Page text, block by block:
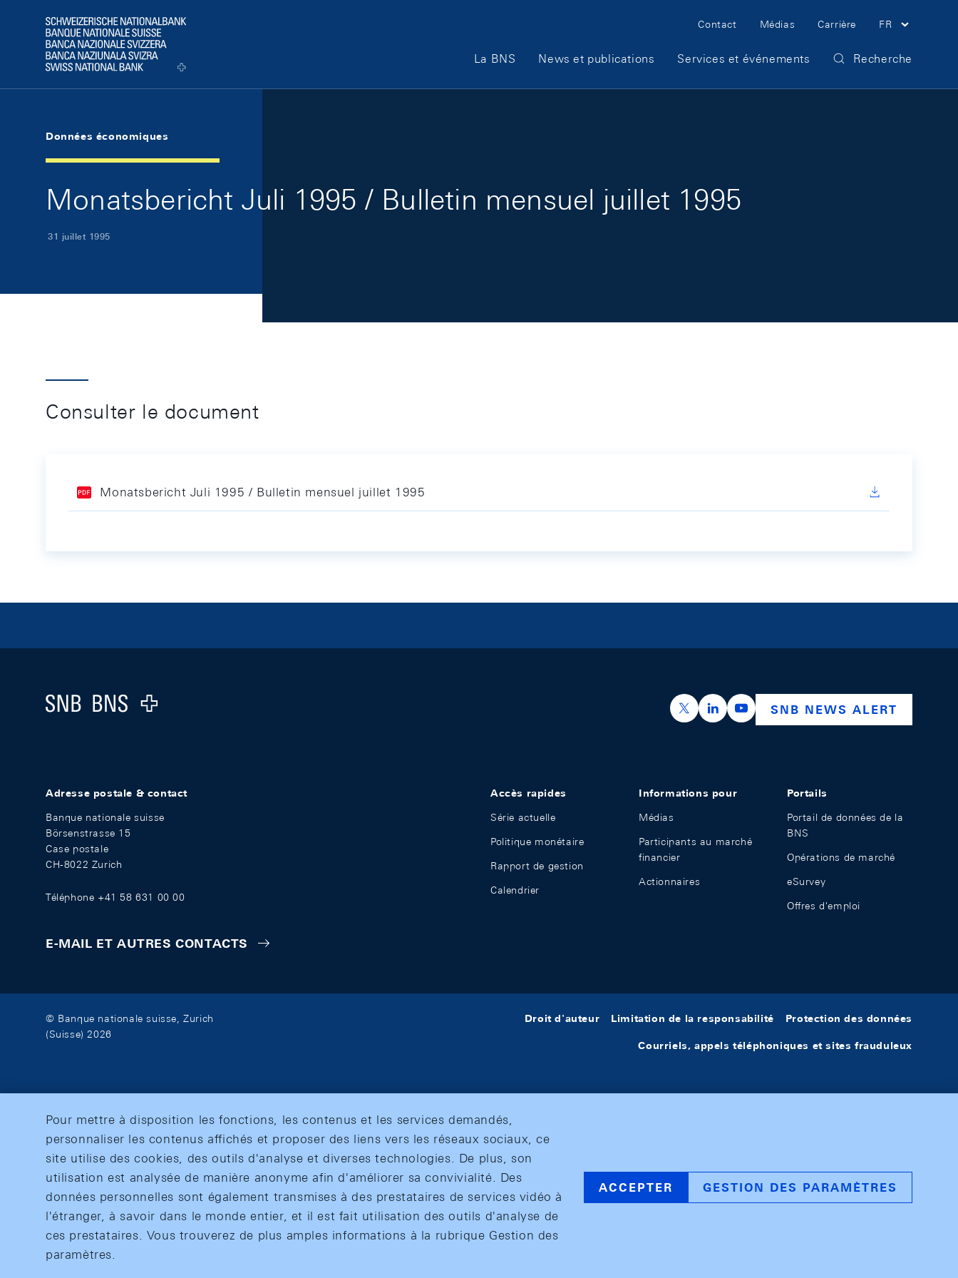
Logo
Meta Navigation
Contact Médias Carrière FR
Main Navigation
La BNS News et publications Services et événements Recherche
Données économiques
Monatsbericht Juli 1995 / Bulletin mensuel juillet 1995
31 juillet 1995
Consulter le document
Monatsbericht Juli 1995 / Bulletin mensuel juillet 1995
Logo
https://x.com/snb_bns
https://ch.linkedin.com/company/swiss-
https://www.youtube.com/
SNB NEWS ALERT
Adresse postale & contact
Banque nationale suisse
Börsenstrasse 15
Case postale
CH-8022 Zurich
Téléphone +41 58 631 00 00
E-MAIL ET AUTRES CONTACTS
Accès rapides
Série actuelle
Politique monétaire
Rapport de gestion
Calendrier
Informations pour
Médias
Participants au marché
financier
Actionnaires
Portails
Portail de données de la
BNS
Opérations de marché
eSurvey
Offres d'emploi
© Banque nationale suisse, Zurich
(Suisse) 2026
Droit d'auteur Limitation de la responsabilité Protection des données
Courriels, appels téléphoniques et sites frauduleux
Pour mettre à disposition les fonctions, les contenus et les services demandés,
personnaliser les contenus affichés et proposer des liens vers les réseaux sociaux, ce
site utilise des cookies, des outils d'analyse et diverses technologies. De plus, son
utilisation est analysée de manière anonyme afin d'améliorer sa convivialité. Des
données personnelles sont également transmises à des prestataires de services vidéo à
l'étranger, à savoir dans le monde entier, et il est fait utilisation des outils d'analyse de
ces prestataires. Vous trouverez de plus amples informations à la rubrique Gestion des
paramètres.
ACCEPTER GESTION DES PARAMÈTRES